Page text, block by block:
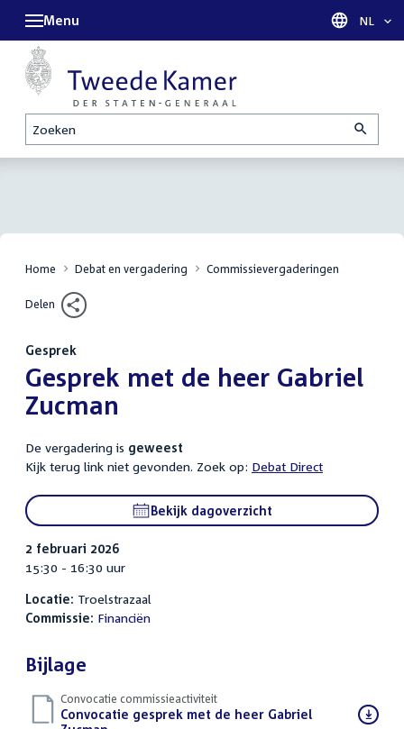
Zoeken
Menu Taal
NL
Home Debat en vergadering Commissievergaderingen
Delen
Gesprek
:Gesprek met de heer Gabriel
Zucman
De vergadering is geweest
Kijk terug link niet gevonden. Zoek op: Debat Direct
Bekijk dagoverzicht
2 februari 2026
15:30 - 16:30 uur
Locatie: Troelstrazaal
Commissie: Financiën
Bijlage
Convocatie commissieactiviteit
Download
Convocatie gesprek met de heer Gabriel